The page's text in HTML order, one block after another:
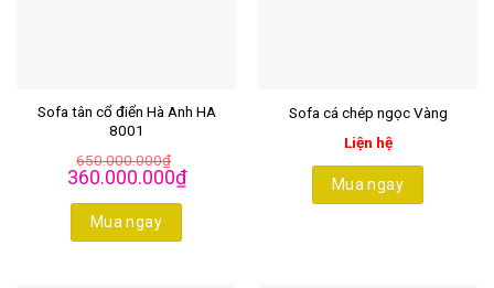
Sofa tân cổ điển Hà Anh HA
8001
650.000.000₫
Giá
gốc
là:
650.000.000₫.
360.000.000₫Giá
hiện
Mua ngay
Sofa cá chép ngọc Vàng
Liện hệ
Mua ngay